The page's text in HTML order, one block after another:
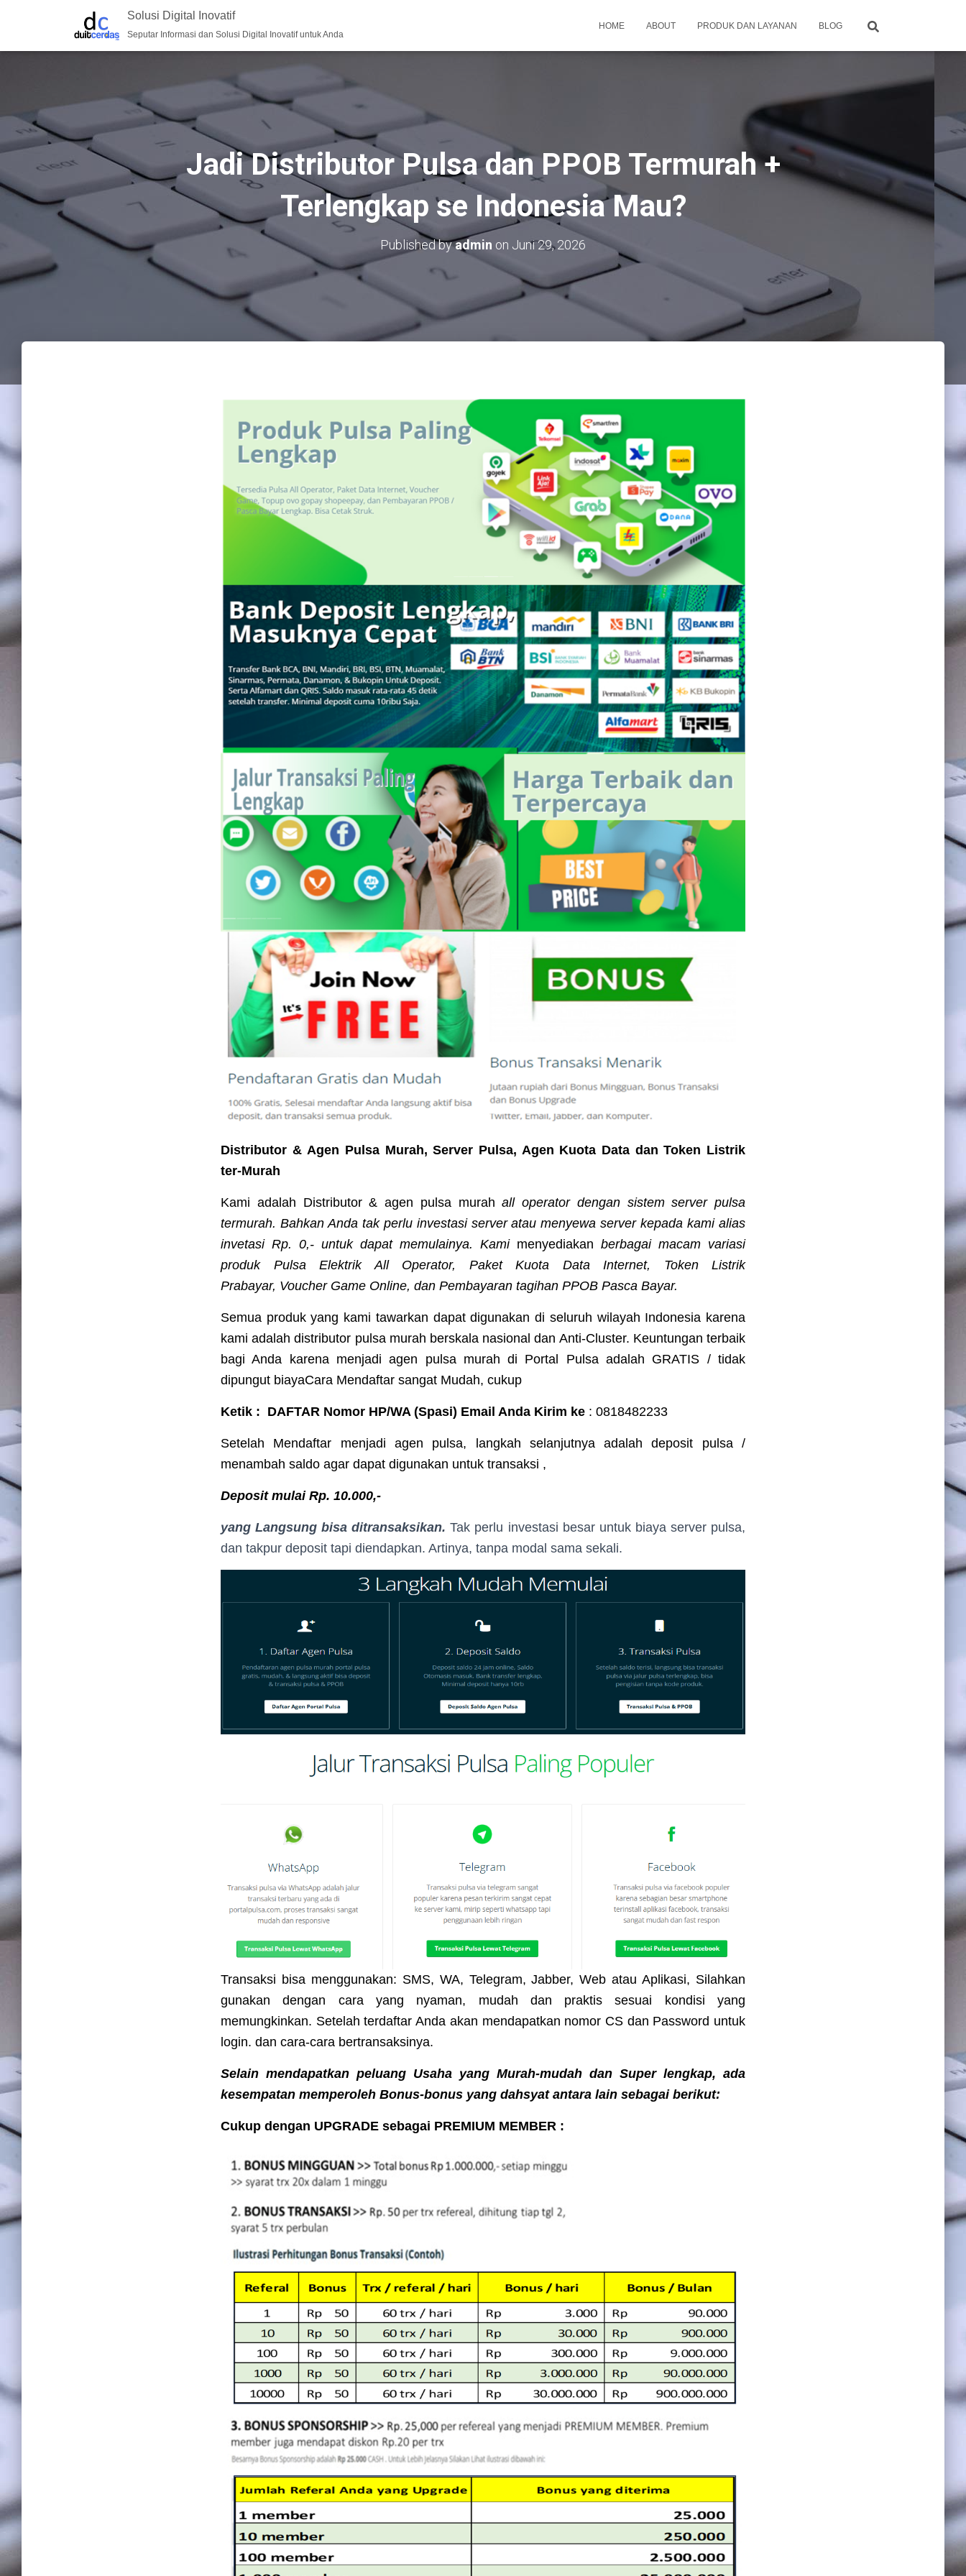
Solusi Digital Inovatif
Seputar Informasi dan Solusi Digital Inovatif untuk Anda
HOME ABOUT PRODUK DAN LAYANAN BLOG
Jadi Distributor Pulsa dan PPOB Termurah +
Terlengkap se Indonesia Mau?
Published byadmin on Juni 29, 2026
Distributor & Agen Pulsa Murah, Server Pulsa, Agen Kuota Data dan Token Listrik
ter-Murah
Kami adalah Distributor & agen pulsa murahall operator dengan sistem server pulsa
termurah. Bahkan Anda tak perlu investasi server atau menyewa server kepada kami alias
invetasi Rp. 0,- untuk dapat memulainya. Kamimenyediakan berbagai macam variasi
produk Pulsa Elektrik All Operator, Paket Kuota Data Internet, Token Listrik
Prabayar, Voucher Game Online, dan Pembayaran tagihan PPOB Pasca Bayar.
Semua produk yang kami tawarkan dapat digunakan di seluruh wilayah Indonesia karena
kami adalah distributor pulsa murah berskala nasional dan Anti-Cluster. Keuntungan terbaik
bagi Anda karena menjadi agen pulsa murah di Portal Pulsa adalah GRATIS / tidak
dipungut biayaCara Mendaftar sangat Mudah, cukup
Ketik : DAFTAR Nomor HP/WA (Spasi) Email Anda Kirim ke : 0818482233
Setelah Mendaftar menjadi agen pulsa, langkah selanjutnya adalah deposit pulsa /
menambah saldo agar dapat digunakan untuk transaksi ,
Deposit mulai Rp. 10.000,-
yang Langsung bisa ditransaksikan. Tak perlu investasi besar untuk biaya server pulsa,
dan takpur deposit tapi diendapkan. Artinya, tanpa modal sama sekali.
Transaksi bisa menggunakan: SMS, WA, Telegram, Jabber, Web atau Aplikasi, Silahkan
gunakan dengan cara yang nyaman, mudah dan praktis sesuai kondisi yang
memungkinkan. Setelah terdaftar Anda akan mendapatkan nomor CS dan Password untuk
login. dan cara-cara bertransaksinya.
Selain mendapatkan peluang Usaha yang Murah-mudah dan Super lengkap, ada
kesempatan memperoleh Bonus-bonus yang dahsyat antara lain sebagai berikut:
Cukup dengan UPGRADE sebagai PREMIUM MEMBER :